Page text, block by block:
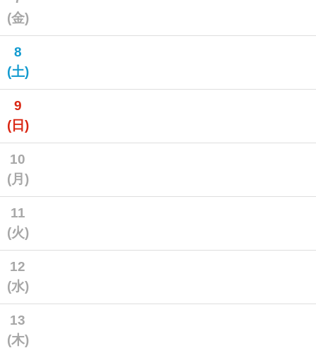
(金)
8
(土)
9
(日)
10
(月)
11
(火)
12
(水)
13
(木)